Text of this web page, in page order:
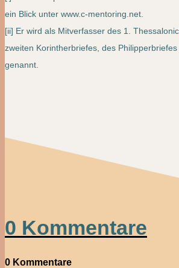
ein Blick unter www.c-mentoring.net.
[ii] Er wird als Mitverfasser des 1.
zweiten Korintherbriefes, des
genannt.
0 Kommentare
0 Kommentare